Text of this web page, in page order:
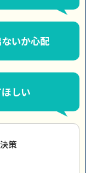
いか心配
しい
策